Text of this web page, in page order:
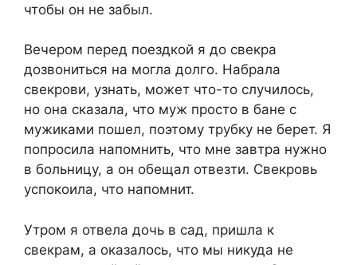
чтобы он не забыл.
Вечером перед поездкой я до свекра
дозвониться на могла долго. Набрала
свекрови, узнать, может что-то случилось,
но она сказала, что муж просто в бане с
мужиками пошел, поэтому трубку не берет. Я
попросила напомнить, что мне завтра нужно
в больницу, а он обещал отвезти. Свекровь
успокоила, что напомнит.
Утром я отвела дочь в сад, пришла к
свекрам, а оказалось, что мы никуда не